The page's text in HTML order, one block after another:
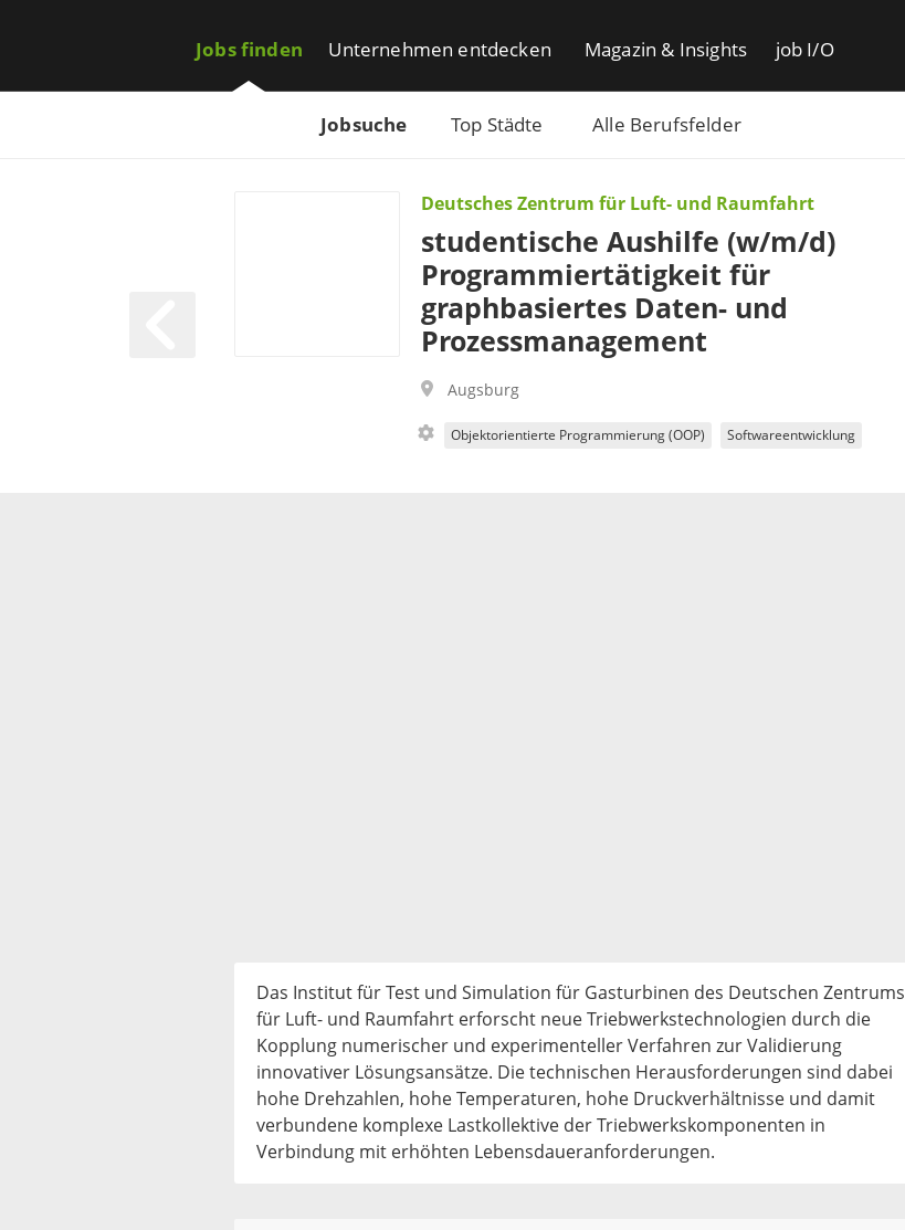
Jobs finden
Jobsuche Top Städte Alle Berufsfelder
Unternehmen entdecken Magazin & Insights job I/O
Deutsches Zentrum für Luft- und Raumfahrt
studentische Aushilfe (w/m/d)
Programmiertätigkeit für
graphbasiertes Daten- und
Prozessmanagement
Augsburg
Objektorientierte Programmierung (OOP) Softwareentwicklung
Das Institut für Test und Simulation für Gasturbinen des Deutschen Zentrums
für Luft- und Raumfahrt erforscht neue Triebwerkstechnologien durch die
Kopplung numerischer und experimenteller Verfahren zur Validierung
innovativer Lösungsansätze. Die technischen Herausforderungen sind dabei
hohe Drehzahlen, hohe Temperaturen, hohe Druckverhältnisse und damit
verbundene komplexe Lastkollektive der Triebwerkskomponenten in
Verbindung mit erhöhten Lebensdaueranforderungen.